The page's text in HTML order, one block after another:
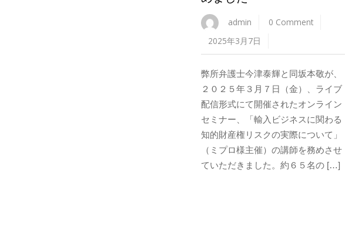
admin
0 Comment
2025年3月7日
弊所弁護士今津泰輝と同坂本敬が、
２０２５年３月７日（金）、ライブ
配信形式にて開催されたオンライン
セミナー、「輸入ビジネスに関わる
知的財産権リスクの実際について」
（ミプロ様主催）の講師を務めさせ
ていただきました。約６５名の […]